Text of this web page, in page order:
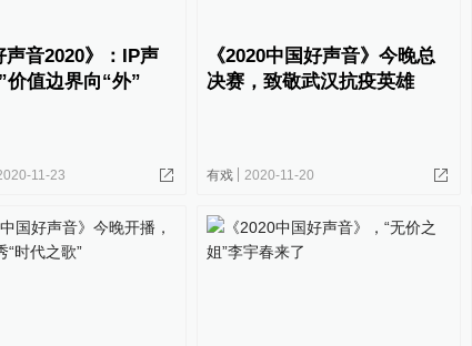
声音2020》：IP声
价值边界向“外”
11-23
《2020中国好声音》今晚总
决赛，致敬武汉抗疫英雄
有戏 2020-11-20